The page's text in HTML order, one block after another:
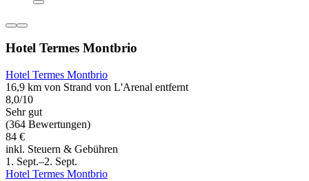
Hotel Termes Montbrio
Hotel Termes Montbrio
16,9 km von Strand von L'Arenal entfernt
8,0/10
Sehr gut
(364 Bewertungen)
84 €
inkl. Steuern & Gebühren
1. Sept.–2. Sept.
Hotel Termes Montbrio